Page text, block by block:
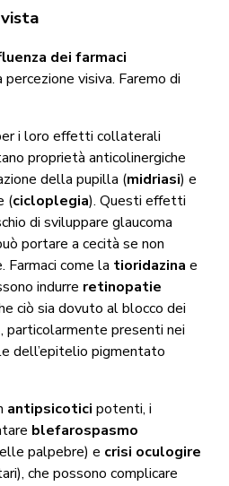
dei farmaci
percezione visiva. Faremo di
i loro effetti collaterali
proprietà anticolinergiche
della pupilla (midriasi) e
(cicloplegia). Questi effetti
di sviluppare glaucoma
portare a cecità se non
come la tioridazina e
indurre retinopatie
ciò sia dovuto al blocco dei
particolarmente presenti nei
dell’epitelio pigmentato
antipsicotici potenti, i
blefarospasmo
palpebre) e crisi oculogire
che possono complicare